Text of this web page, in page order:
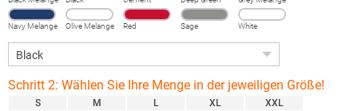
Navy Melange Olive Melange Red Sage White
Schritt 2: Wählen Sie Ihre Menge in der jeweiligen Größe!
S
M
L
XL
XXL